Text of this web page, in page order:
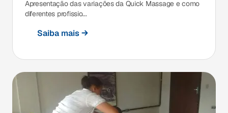
Apresentação das variações da Quick Massage e como
diferentes profissio...
Saiba mais